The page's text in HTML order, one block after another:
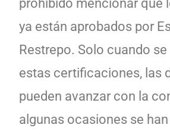
prohibido mencionar que
ya están aprobados por
Restrepo. Solo cuando se
estas certificaciones, las
pueden avanzar con la
algunas ocasiones se